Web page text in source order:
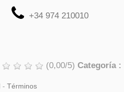
+34 974 210010
(0,00/5) Categoría :
- Términos